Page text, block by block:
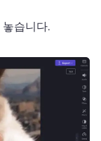
습니다.